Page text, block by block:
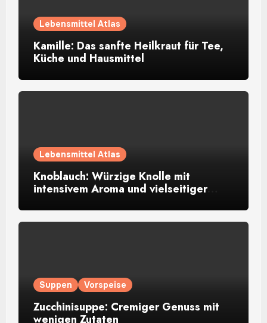
Lebensmittel Atlas
Kamille: Das sanfte Heilkraut für Tee,
Küche und Hausmittel
Lebensmittel Atlas
Knoblauch: Würzige Knolle mit
intensivem Aroma und vielseitiger
Suppen Vorspeise
Zucchinisuppe: Cremiger Genuss mit
wenigen Zutaten